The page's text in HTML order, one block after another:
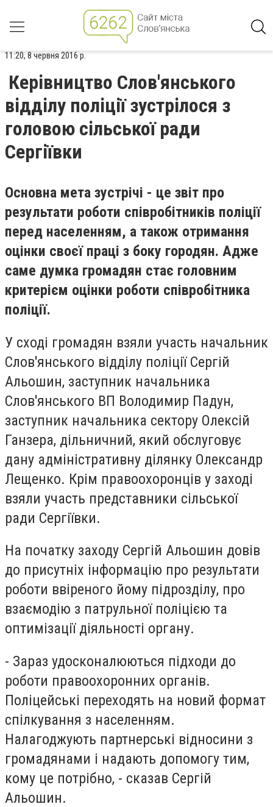
11:20, 8 червня 2016 р.
Керівництво Слов'янського
відділу поліції зустрілося з
головою сільської ради
Сергіївки
Основна мета зустрічі - це звіт про
результати роботи співробітників поліції
перед населенням, а також отримання
оцінки своєї праці з боку городян. Адже
саме думка громадян стає головним
критерієм оцінки роботи співробітника
поліції.
У сході громадян взяли участь начальник
Слов'янського відділу поліції Сергій
Альошин, заступник начальника
Слов'янського ВП Володимир Падун,
заступник начальника сектору Олексій
Ганзера, дільничний, який обслуговує
дану адміністративну ділянку Олександр
Лещенко. Крім правоохоронців у заході
взяли участь представники сільської
ради Сергіївки.
На початку заходу Сергій Альошин довів
до присутніх інформацію про результати
роботи ввіреного йому підрозділу, про
взаємодію з патрульної поліцією та
оптимізації діяльності органу.
- Зараз удосконалюються підходи до
роботи правоохоронних органів.
Поліцейські переходять на новий формат
спілкування з населенням.
Налагоджують партнерські відносини з
громадянами і надають допомогу тим,
кому це потрібно, - сказав Сергій
Альошин.